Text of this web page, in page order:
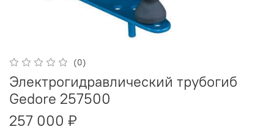
(0)
Электрогидравлический трубогиб
Gedore 257500
257 000 ₽